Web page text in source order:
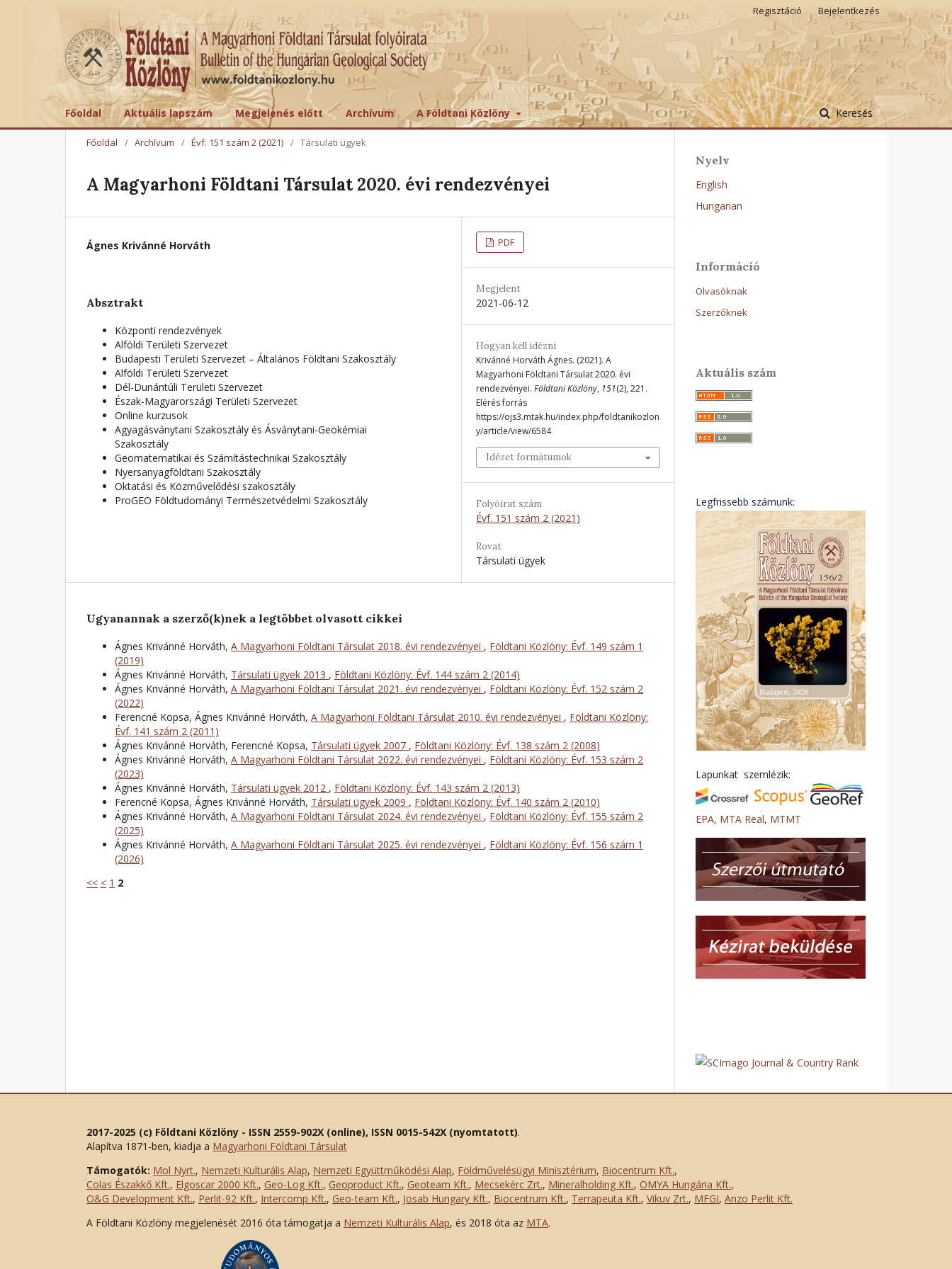
Főoldal Aktuális lapszám Megjelenés előtt Archívum A Földtani Közlöny Keresés
Regisztáció Bejelentkezés
Főoldal / Archívum / Évf. 151 szám 2 (2021) / Társulati ügyek
A Magyarhoni Földtani Társulat 2020. évi rendezvényei
Ágnes Krivánné Horváth
Absztrakt
Központi rendezvények
Alföldi Területi Szervezet
Budapesti Területi Szervezet – Általános Földtani Szakosztály
Alföldi Területi Szervezet
Dél-Dunántúli Területi Szervezet
Észak-Magyarországi Területi Szervezet
Online kurzusok
Agyagásványtani Szakosztály és Ásványtani-Geokémiai
Szakosztály
Geomatematikai és Számítástechnikai Szakosztály
Nyersanyagföldtani Szakosztály
Oktatási és Közművelődési szakosztály
ProGEO Földtudományi Természetvédelmi Szakosztály
PDF
Megjelent
2021-06-12
Hogyan kell idézni
Krivánné Horváth Ágnes. (2021). A
Magyarhoni Földtani Társulat 2020. évi
rendezvényei. Földtani Közlöny, 151(2), 221.
Elérés forrás
https://ojs3.mtak.hu/index.php/foldtanikozlon
y/article/view/6584
Idézet formátumok
Folyóirat szám
Évf. 151 szám 2 (2021)
Rovat
Társulati ügyek
Ugyanannak a szerző(k)nek a legtöbbet olvasott cikkei
Ágnes Krivánné Horváth, A Magyarhoni Földtani Társulat 2018. évi rendezvényei , Földtani Közlöny: Évf. 149 szám 1
(2019)
Ágnes Krivánné Horváth, Társulati ügyek 2013 , Földtani Közlöny: Évf. 144 szám 2 (2014)
Ágnes Krivánné Horváth, A Magyarhoni Földtani Társulat 2021. évi rendezvényei , Földtani Közlöny: Évf. 152 szám 2
(2022)
Ferencné Kopsa, Ágnes Krivánné Horváth, A Magyarhoni Földtani Társulat 2010. évi rendezvényei , Földtani Közlöny:
Évf. 141 szám 2 (2011)
Ágnes Krivánné Horváth, Ferencné Kopsa, Társulati ügyek 2007 , Földtani Közlöny: Évf. 138 szám 2 (2008)
Ágnes Krivánné Horváth, A Magyarhoni Földtani Társulat 2022. évi rendezvényei , Földtani Közlöny: Évf. 153 szám 2
(2023)
Ágnes Krivánné Horváth, Társulati ügyek 2012 , Földtani Közlöny: Évf. 143 szám 2 (2013)
Ferencné Kopsa, Ágnes Krivánné Horváth, Társulati ügyek 2009 , Földtani Közlöny: Évf. 140 szám 2 (2010)
Ágnes Krivánné Horváth, A Magyarhoni Földtani Társulat 2024. évi rendezvényei , Földtani Közlöny: Évf. 155 szám 2
(2025)
Ágnes Krivánné Horváth, A Magyarhoni Földtani Társulat 2025. évi rendezvényei , Földtani Közlöny: Évf. 156 szám 1
(2026)
<< < 1 2
Nyelv
English
Hungarian
Információ
Olvasóknak
Szerzőknek
Aktuális szám
Legfrissebb számunk:
Lapunkat szemlézik:
EPA, MTA Real, MTMT
2017-2025 (c) Földtani Közlöny - ISSN 2559-902X (online), ISSN 0015-542X (nyomtatott).
Alapítva 1871-ben, kiadja a Magyarhoni Földtani Társulat
Támogatók: Mol Nyrt., Nemzeti Kulturális Alap, Nemzeti Együttműködési Alap, Földművelésügyi Minisztérium, Biocentrum Kft.,
Colas Északkő Kft., Elgoscar 2000 Kft., Geo-Log Kft., Geoproduct Kft., Geoteam Kft., Mecsekérc Zrt., Mineralholding Kft., OMYA Hungária Kft.,
O&G Development Kft., Perlit-92 Kft., Intercomp Kft., Geo-team Kft., Josab Hungary Kft., Biocentrum Kft., Terrapeuta Kft., Vikuv Zrt., MFGI, Anzo Perlit Kft.
A Földtani Közlöny megjelenését 2016 óta támogatja a Nemzeti Kulturális Alap, és 2018 óta az MTA.